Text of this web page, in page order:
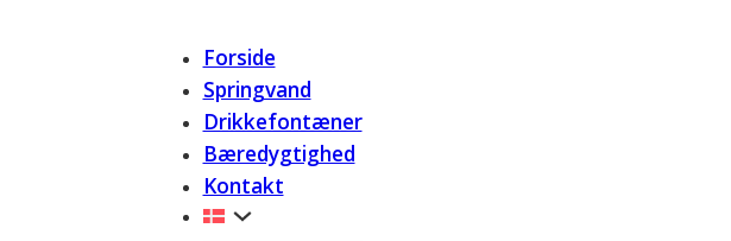
Forside
Springvand
Drikkefontæner
Bæredygtighed
Kontakt